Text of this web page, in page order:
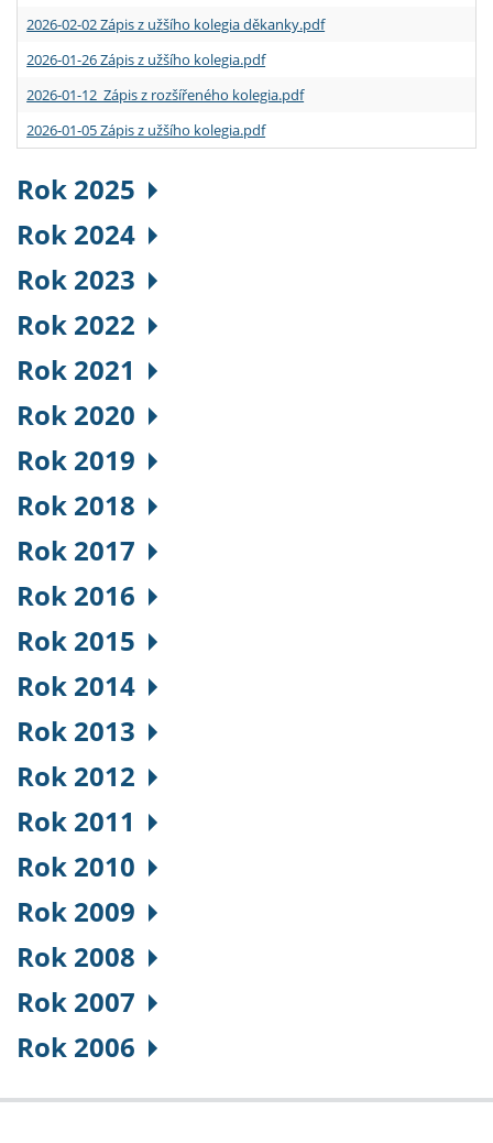
2026-02-02 Zápis z užšího kolegia děkanky.pdf
2026-01-26 Zápis z užšího kolegia.pdf
2026-01-12 Zápis z rozšířeného kolegia.pdf
2026-01-05 Zápis z užšího kolegia.pdf
Rok 2025
Rok 2024
Rok 2023
Rok 2022
Rok 2021
Rok 2020
Rok 2019
Rok 2018
Rok 2017
Rok 2016
Rok 2015
Rok 2014
Rok 2013
Rok 2012
Rok 2011
Rok 2010
Rok 2009
Rok 2008
Rok 2007
Rok 2006